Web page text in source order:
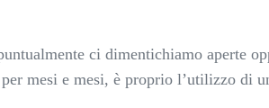
ci dimentichiamo aperte
mesi e mesi, è proprio l’utilizzo di